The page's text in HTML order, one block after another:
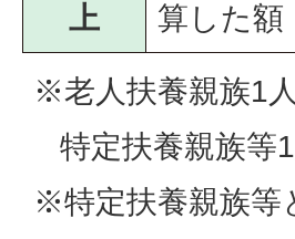
上
算した額
※老人扶養親族1
特定扶養親族等
※特定扶養親族等